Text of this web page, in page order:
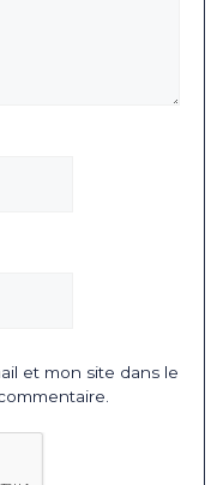
et mon site dans le